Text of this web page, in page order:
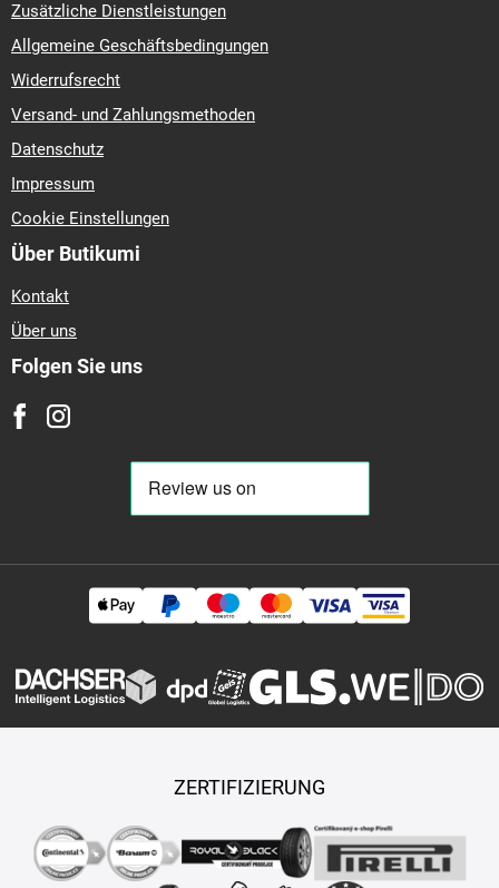
Zusätzliche Dienstleistungen
Allgemeine Geschäftsbedingungen
Widerrufsrecht
Versand- und Zahlungsmethoden
Datenschutz
Impressum
Cookie Einstellungen
Über Butikumi
Kontakt
Über uns
Folgen Sie uns
ZERTIFIZIERUNG